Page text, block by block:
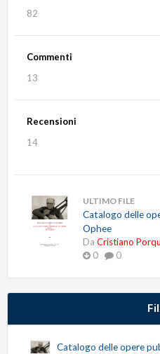
82
Commenti
13
Recensioni
14
ULTIMO FILE
Catalogo delle
Ophee
Da Cristiano
0
0
Catalogo delle opere